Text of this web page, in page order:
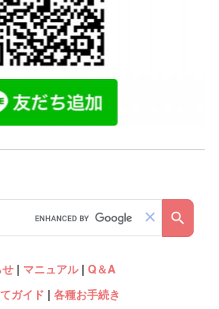
| マニュアル| Q＆A
ガイド | 各種お手続き